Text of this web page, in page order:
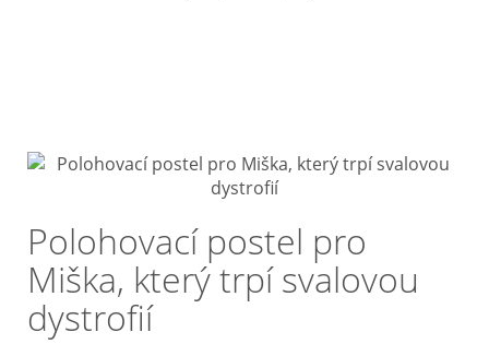
Polohovací postel pro
Miška, který trpí svalovou
dystrofií